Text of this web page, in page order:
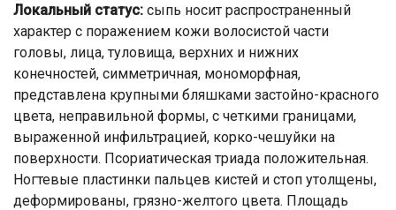
Локальный статус: сыпь носит распространенный
характер с поражением кожи волосистой части
головы, лица, туловища, верхних и нижних
конечностей, симметричная, мономорфная,
представлена крупными бляшками застойно-красного
цвета, неправильной формы, с четкими границами,
выраженной инфильтрацией, корко-чешуйки на
поверхности. Псориатическая триада положительная.
Ногтевые пластинки пальцев кистей и стоп утолщены,
деформированы, грязно-желтого цвета. Площадь